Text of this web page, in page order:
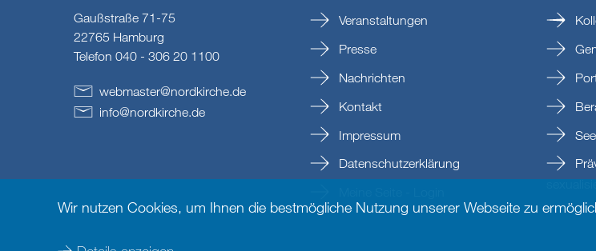
Gaußstraße 71-75
22765 Hamburg
Telefon 040 - 306 20 1100
webmaster@nordkirche.de
info@nordkirche.de
Veranstaltungen
Presse
Nachrichten
Kontakt
Impressum
Datenschutzerklärung
Wir nutzen Cookies, um Ihnen die bestmögliche Nutzung unserer Webseite zu